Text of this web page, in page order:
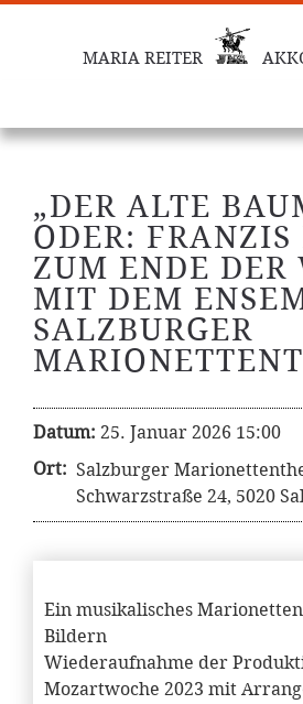
MARIA REITER
„DER ALTE
ODER: FRANZIS
ZUM ENDE DER
MIT DEM
SALZBURGER
Datum: 25. Januar 2026 15:00
Ort: Salzburger
Schwarzstraße 24, 5020
Ein musikalisches
Bildern
Wiederaufnahme der
Mozartwoche 2023 mit